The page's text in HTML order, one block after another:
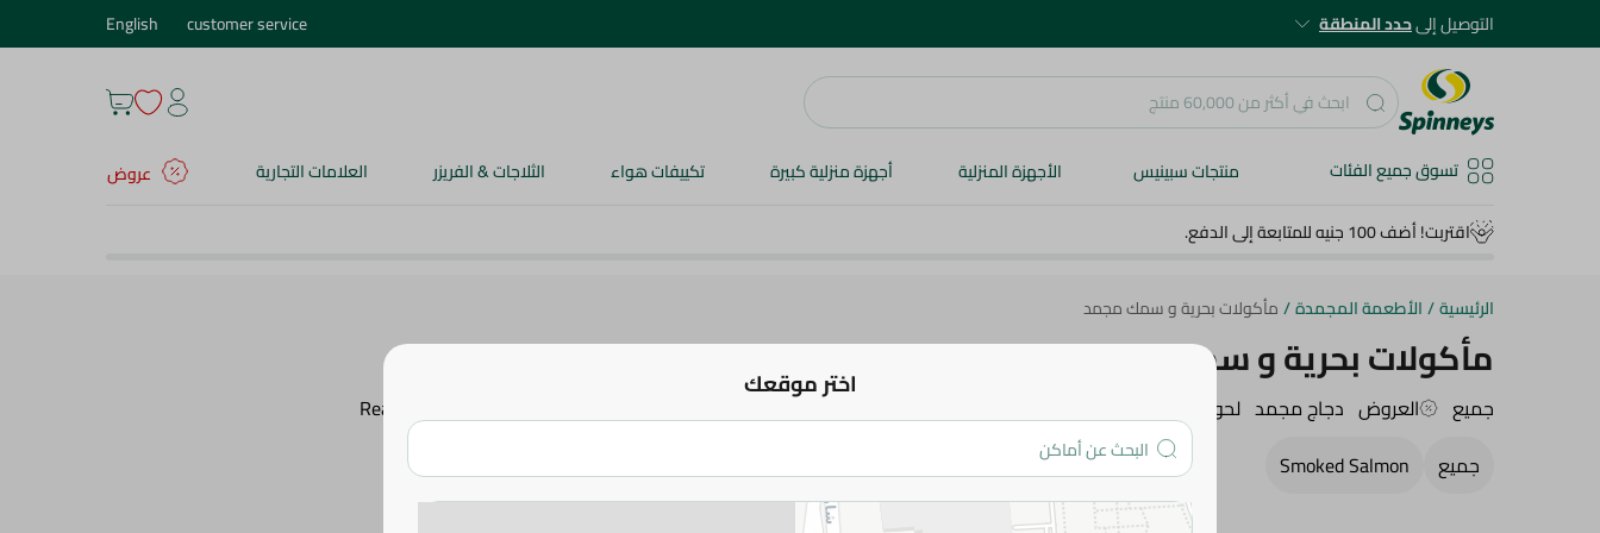
التوصيل إلىحدد المنطقة customer service
English
تسوق جميع الفئات منتجات سبينيس الأجهزة المنزلية أجهزة منزلية كبيرة تكييفات هواء الثلاجات & الفريزر العلامات التجارية
عروض
اقتربت! أضف 100 جنيه للمتابعة إلى الدفع.
الرئيسية/الأطعمة المجمدة/مأكولات بحرية و سمك مجمد
مأكولات بحرية و سمك مجمد
جميع العروض دجاج مجمد لحوم مجمدة مأكولات بحرية و سمك مجمد
Ready Made
جميع
Smoked Salmon
اختر موقعك